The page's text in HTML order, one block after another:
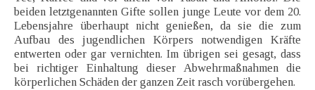
beiden letztgenannten Gifte sollen junge Leute vor dem 20.
Lebensjahre überhaupt nicht genießen, da sie die zum
Aufbau des jugendlichen Körpers notwendigen Kräfte
entwerten oder gar vernichten. Im übrigen sei gesagt, dass
bei richtiger Einhaltung dieser Abwehrmaßnahmen die
körperlichen Schäden der ganzen Zeit rasch vorübergehen.